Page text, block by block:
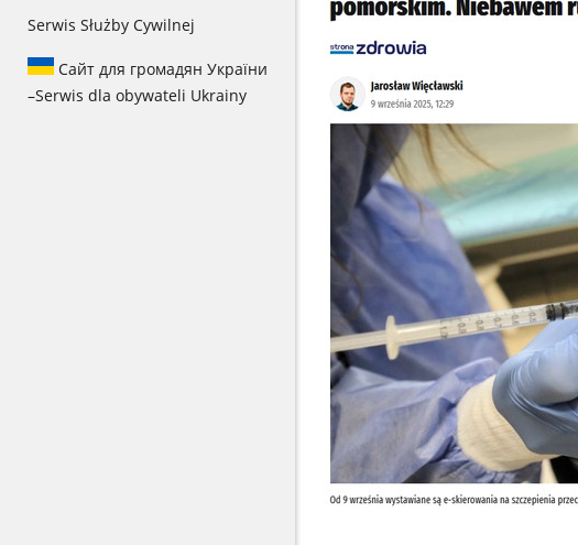
Serwis Służby Cywilnej
Сайт для громадян України
–Serwis dla obywateli Ukrainy